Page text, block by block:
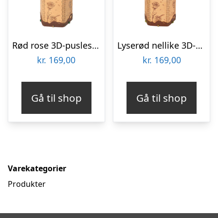
Rød rose 3D-puslespil fra Rowoodâ¢ (TW042)
kr. 169,00
Gå til shop
Lyserød nellike 3D-puslespil fra Rowoodâ¢ (TW051)
kr. 169,00
Gå til shop
Varekategorier
Produkter